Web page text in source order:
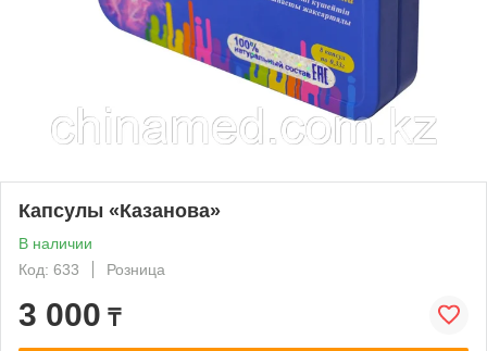
Капсулы «Казанова»
В наличии
Код: 633
Розница
3 000 ₸